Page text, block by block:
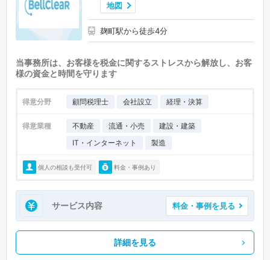
地図
麹町駅から徒歩4分
当事務所は、お客様を税金に関するストレスから解放し、お客
様の資金と時間を守ります
得意分野 顧問税理士 会社設立 経理・決算
得意業種 不動産 流通・小売
建設・建築
IT・インターネット
製造
個人の相談も受付可 料金・事例あり
サービス内容 料金・事例を見る
詳細を見る